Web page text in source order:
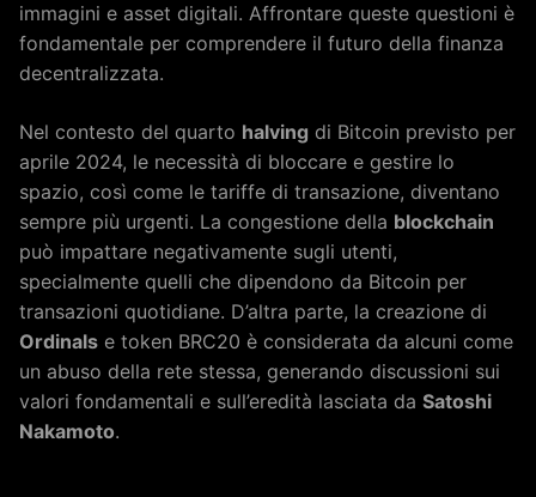
immagini e asset digitali. Affrontare queste questioni è
fondamentale per comprendere il futuro della finanza
decentralizzata.
Nel contesto del quarto halving di Bitcoin previsto per
aprile 2024, le necessità di bloccare e gestire lo
spazio, così come le tariffe di transazione, diventano
sempre più urgenti. La congestione della blockchain
può impattare negativamente sugli utenti,
specialmente quelli che dipendono da Bitcoin per
transazioni quotidiane. D’altra parte, la creazione di
Ordinals e token BRC20 è considerata da alcuni come
un abuso della rete stessa, generando discussioni sui
valori fondamentali e sull’eredità lasciata da Satoshi
Nakamoto.